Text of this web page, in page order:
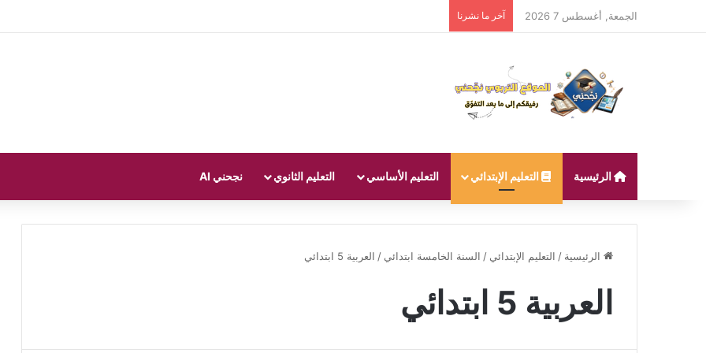
الجمعة, أغسطس 7 2026 آخر ما نشرنا
الرئيسية التعليم الإبتدائي التعليم الأساسي التعليم الثانوي نجحني AI
الرئيسية / التعليم الإبتدائي / السنة الخامسة ابتدائي / العربية 5 ابتدائي
العربية 5 ابتدائي